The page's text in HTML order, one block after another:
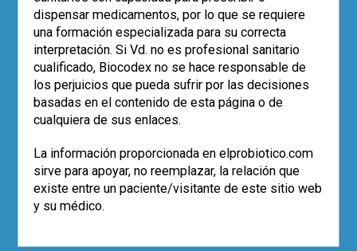
por una bióloga y aparecido el 3 de
septiembre de 2014.
El sitio web, patrocinado por Danone
México, tiene por objetivo mostrar a los
niños y niñas mexicanos los beneficios
de los probióticos en su salud, y al
mismo tiempo los educa y entrega
contenidos a través de juegos,
Realizada por la dibujante canadiense
Rina Piccolo en su simpática tiraTina´s
Groove, donde suele referirse a los
problemas de salud de la población de
dispensar medicamentos, por lo que se requiere
una formación especializada para su correcta
interpretación. Si Vd. no es profesional sanitario
cualificado, Biocodex no se hace responsable de
los perjuicios que pueda sufrir por las decisiones
basadas en el contenido de esta página o de
cualquiera de sus enlaces.
La información proporcionada en elprobiotico.com
sirve para apoyar, no reemplazar, la relación que
existe entre un paciente/visitante de este sitio web
y su médico.